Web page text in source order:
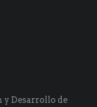
y Desarrollo de